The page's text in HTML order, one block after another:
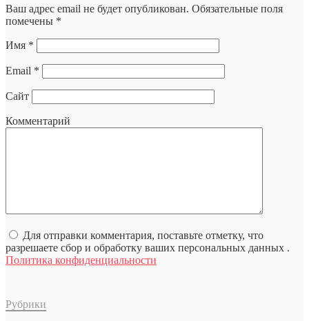
Ваш адрес email не будет опубликован. Обязательные поля
помечены *
Имя *
Email *
Сайт
Комментарий
Для отправки комментария, поставьте отметку, что
разрешаете сбор и обработку ваших персональных данных .
Политика конфиденциальности
Рубрики